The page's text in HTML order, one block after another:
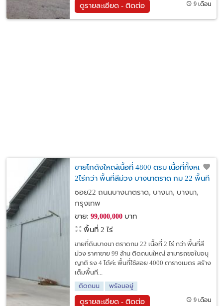
ดูรายละเอียด - ติดต่อ 9 เดือน
ขายโกดังใหญ่เนื้อที่ 4800 ตรม เนื้อที่ทั้งหมด
2ไร่กว่า พื้นที่สีม่วง บางนาตราด กม 22 พื้นที่
สีม่วง
ซอย22 ถนนบางนาตราด, บางนา, บางนา,
กรุงเทพ
ขาย: 99,000,000บาท
พื้นที่ 2 ไร่
ขายที่ดินบางนา ตราดกม 22 เนื้อที่ 2 ไร่ กว่า พื้นที่สี
ม่วง ราคาขาย 99 ล้าน ติดถนนใหญ่ สามารถขอใบอนุ
ญาติ รง 4 ได้ค่ะ พื้นที่ใช้สอย 4000 ตารางเมตร สร้าง
เต็มพื้นที...
ติดถนน
พร้อมอยู่
ดูรายละเอียด - ติดต่อ 9 เดือน